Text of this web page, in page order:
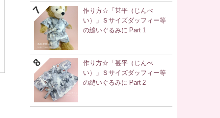
作り方☆「甚平（じんべ
い）」Ｓサイズダッフィー等
の縫いぐるみに Part 1
作り方☆「甚平（じんべ
い）」Ｓサイズダッフィー等
の縫いぐるみに Part 2